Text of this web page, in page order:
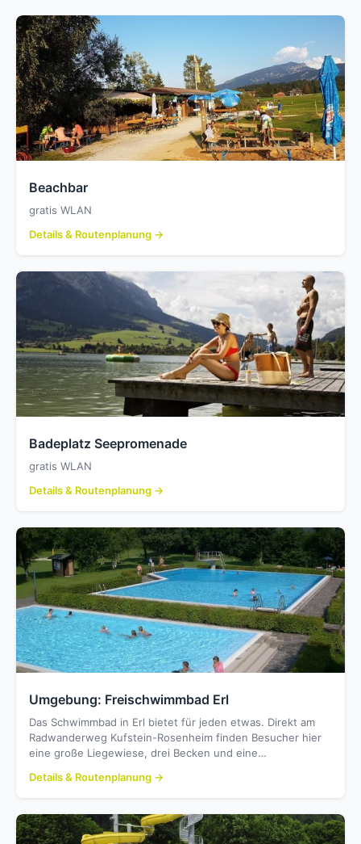
Beachbar
gratis WLAN
Details & Routenplanung →
Badeplatz Seepromenade
gratis WLAN
Details & Routenplanung →
Umgebung: Freischwimmbad Erl
Das Schwimmbad in Erl bietet für jeden etwas. Direkt am
Radwanderweg Kufstein-Rosenheim finden Besucher hier
eine große Liegewiese, drei Becken und eine…
Details & Routenplanung →